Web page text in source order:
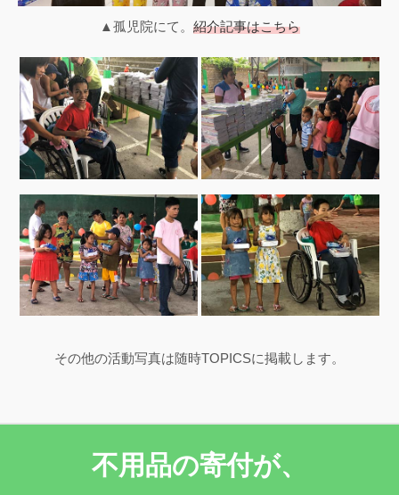
▲孤児院にて。 紹介記事はこちら
その他の活動写真は随時TOPICSに掲載します。
不用品の寄付が、